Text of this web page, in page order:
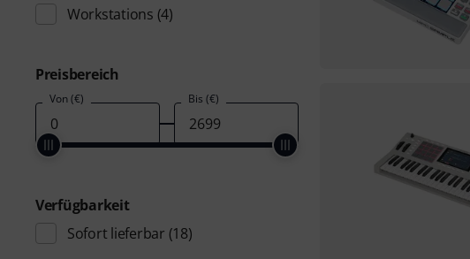
Workstations (4)
Preisbereich
Von (€) Bis (€)
Verfügbarkeit
Sofort lieferbar (18)